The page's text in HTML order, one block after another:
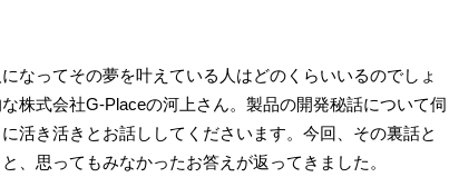
なってその夢を叶えている人はどのくらいいるのでしょ
株式会社G-Placeの河上さん。製品の開発秘話について伺
活き活きとお話ししてくださいます。今回、その裏話と
、思ってもみなかったお答えが返ってきました。